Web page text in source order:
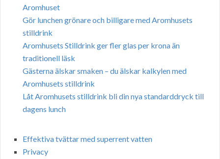
Aromhuset
Gör lunchen grönare och billigare med Aromhusets
stilldrink
Aromhusets Stilldrink ger fler glas per krona än
traditionell läsk
Gästerna älskar smaken – du älskar kalkylen med
Aromhusets stilldrink
Låt Aromhusets stilldrink bli din nya standarddryck till
dagens lunch
Effektiva tvättar med superrent vatten
Privacy